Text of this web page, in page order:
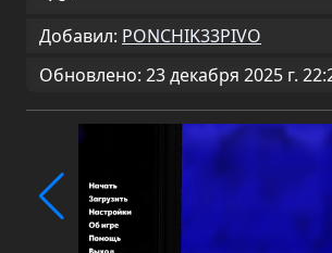
Добавил: PONCHIK33PIVO
Обновлено: 23 декабря 2025 г.